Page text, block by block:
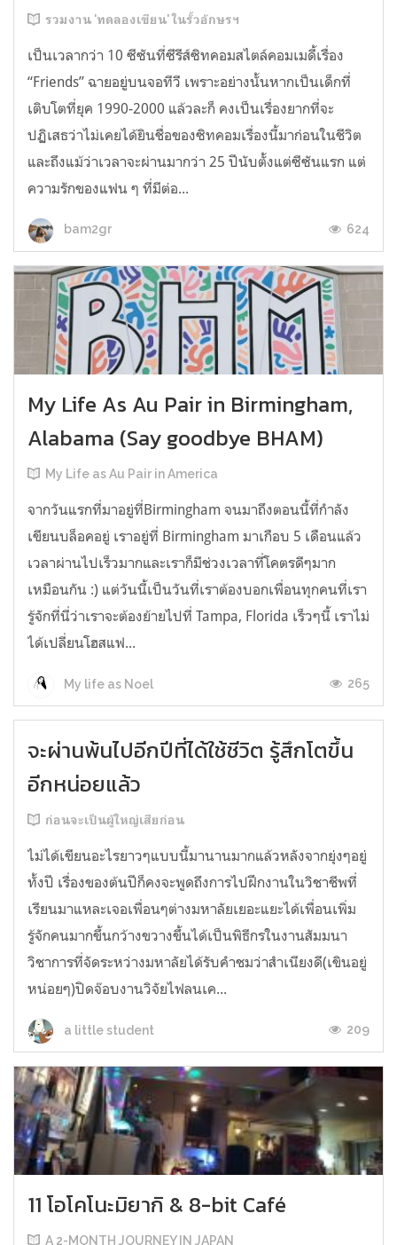
รวมงาน 'ทดลองเขียน' ในรั้วอักษรฯ
เป็นเวลากว่า 10 ซีซันที่ซีรีส์ซิทคอมสไตล์คอมเมดี้เรื่อง
“Friends” ฉายอยู่บนจอทีวี เพราะอย่างนั้นหากเป็นเด็กที่
เติบโตที่ยุค 1990-2000 แล้วละก็ คงเป็นเรื่องยากที่จะ
ปฏิเสธว่าไม่เคยได้ยินชื่อของซิทคอมเรื่องนี้มาก่อนในชีวิต
และถึงแม้ว่าเวลาจะผ่านมากว่า 25 ปีนับตั้งแต่ซีซันแรก แต่
ความรักของแฟน ๆ ที่มีต่อ...
bam2gr 624
My Life As Au Pair in Birmingham,
Alabama (Say goodbye BHAM)
My Life as Au Pair in America
จากวันแรกที่มาอยู่ที่Birmingham จนมาถึงตอนนี้ที่กำลัง
เขียนบล็อคอยู่ เราอยู่ที่ Birmingham มาเกือบ 5 เดือนแล้ว
เวลาผ่านไปเร็วมากและเราก็มีช่วงเวลาที่โคตรดีๆมาก
เหมือนกัน :) แต่วันนี้เป็นวันที่เราต้องบอกเพื่อนทุกคนที่เรา
รู้จักที่นี่ว่าเราจะต้องย้ายไปที่ Tampa, Florida เร็วๆนี้ เราไม่
ได้เปลี่ยนโฮสแฟ...
My life as Noel 265
จะผ่านพ้นไปอีกปีที่ได้ใช้ชีวิต รู้สึกโตขึ้น
อีกหน่อยแล้ว
ก่อนจะเป็นผู้ใหญ่เสียก่อน
ไม่ได้เขียนอะไรยาวๆแบบนี้มานานมากแล้วหลังจากยุ่งๆอยู่
ทั้งปี เรื่องของต้นปีก็คงจะพูดถึงการไปฝึกงานในวิชาชีพที่
เรียนมาแหละเจอเพื่อนๆต่างมหาลัยเยอะแยะได้เพื่อนเพิ่ม
รู้จักคนมากขึ้นกว้างขวางขึ้นได้เป็นพิธีกรในงานสัมมนา
วิชาการที่จัดระหว่างมหาลัยได้รับคำชมว่าสำเนียงดี(เขินอยู่
หน่อยๆ)ปิดจ๊อบงานวิจัยไฟลนเค...
a little student 209
11 โอโคโนะมิยากิ & 8-bit Café
A 2-MONTH JOURNEY IN JAPAN